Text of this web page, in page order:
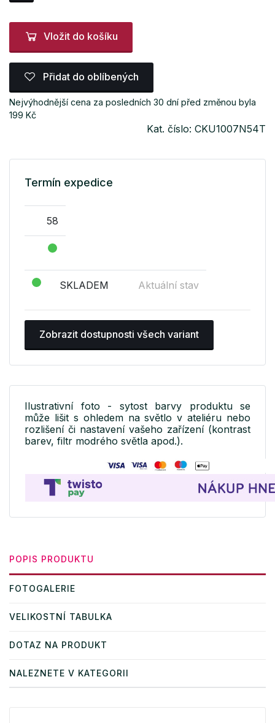
Vložit do košíku
Přidat do oblíbených
Nejvýhodnější cena za posledních 30 dní před změnou byla
199 Kč
Kat. číslo: CKU1007N54T
Termín expedice
58
SKLADEM Aktuální stav
Zobrazit dostupnosti všech variant
Ilustrativní foto - sytost barvy produktu se
může lišit s ohledem na světlo v ateliéru nebo
rozlišení či nastavení vašeho zařízení (kontrast
barev, filtr modrého světla apod.).
POPIS PRODUKTU
FOTOGALERIE
VELIKOSTNÍ TABULKA
DOTAZ NA PRODUKT
NALEZNETE V KATEGORII